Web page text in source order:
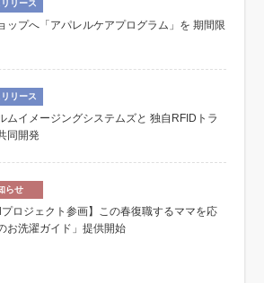
リース
ップへ「アパレルケアプログラム」を 期間限
リース
ムイメージングシステムズと 独自RFIDトラ
同開発
らせ
プロジェクト参画】この春復職するママを応
お洗濯ガイド」提供開始